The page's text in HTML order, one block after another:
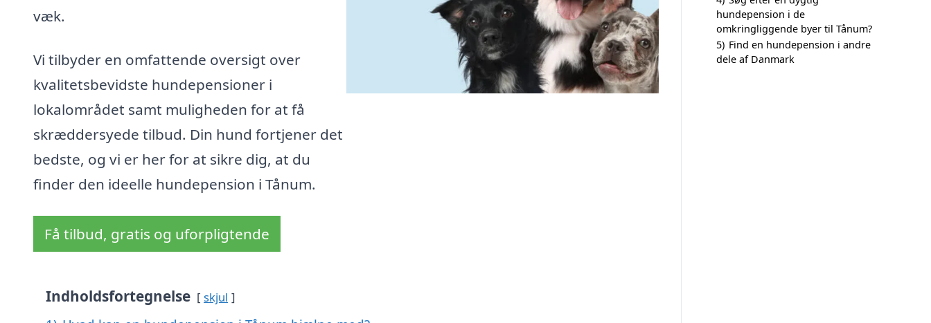
væk.
Vi tilbyder en omfattende oversigt over
kvalitetsbevidste hundepensioner i
lokalområdet samt muligheden for at få
skræddersyede tilbud. Din hund fortjener det
bedste, og vi er her for at sikre dig, at du
finder den ideelle hundepension i Tånum.
Få tilbud, gratis og uforpligtende
Indholdsfortegnelse skjul
hundepension i de
omkringliggende byer til Tånum?
5) Find en hundepension i andre
dele af Danmark